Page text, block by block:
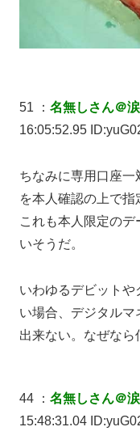
51 ： 名無しさん＠涙
16:05:52.95
ちなみに専用口座
を本人確認の上で指
これも本人限定の
いそうだ。
いわゆるデビット
い場合、デジタルマ
出来ない。なぜな
44 ： 名無しさん＠涙
15:48:31.04